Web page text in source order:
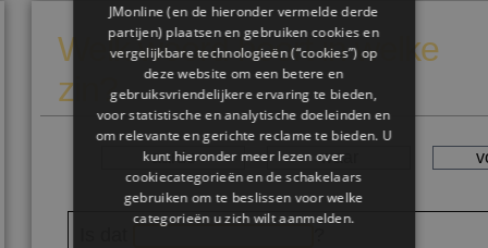
Welk woord hoort in welke
zin?
aarde waar
JMonline (en de hieronder vermelde derde
partijen) plaatsen en gebruiken cookies en
vergelijkbare technologieën (“cookies”) op
deze website om een ​​betere en
gebruiksvriendelijkere ervaring te bieden,
voor statistische en analytische doeleinden en
om relevante en gerichte reclame te bieden. U
kunt hieronder meer lezen over
cookiecategorieën en de schakelaars
gebruiken om te beslissen voor welke
categorieën u zich wilt aanmelden.